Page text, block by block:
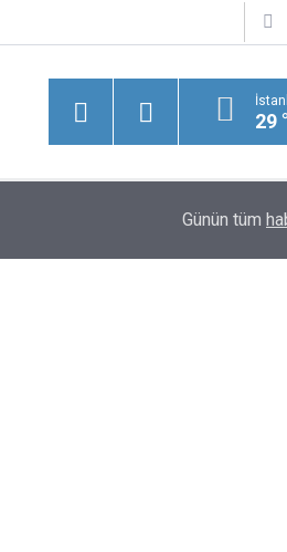
29
Bakan Uraloğlu
Günün tüm